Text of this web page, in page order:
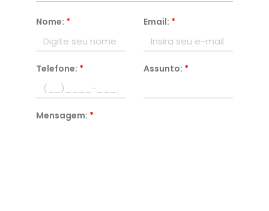
Nome: * Email: *
Telefone: * Assunto: *
Mensagem: *